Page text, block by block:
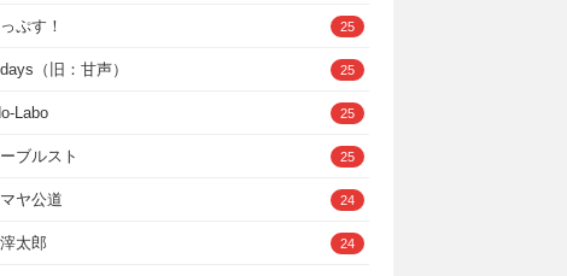
ぷす！ 25
（旧：甘声） 25
Labo 25
ブルスト 25
ヤ公道 24
太郎 24